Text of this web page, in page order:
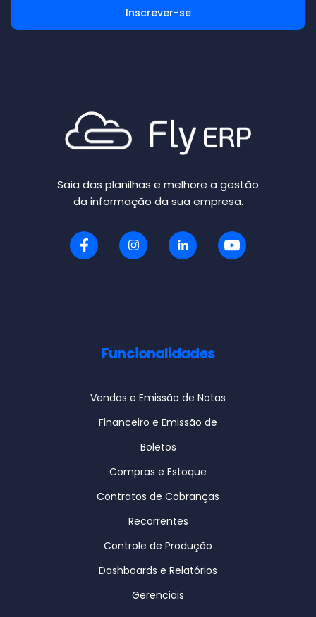
Saia das planilhas e melhore a gestão
da informação da sua empresa.
Funcionalidades
Vendas e Emissão de Notas
Financeiro e Emissão de
Boletos
Compras e Estoque
Contratos de Cobranças
Recorrentes
Controle de Produção
Dashboards e Relatórios
Gerenciais